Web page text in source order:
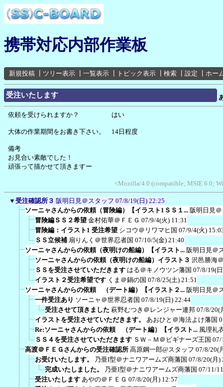
携帯対応内部作業板
新規投稿 ツリー表示 一覧表示 トピック表示 検索 設定 ホー
受注いたします
依頼を受けられますか？ はい
大体の作業期間をお書き下さい。 14日程度
備考
お見合い素敵でした！
頑張って描かせて頂きますー
<Mozilla/4.0 (compatible; MSIE 6.0;
▼ 受注確認所３ 阪明日見＠スタッフ 07/8/19(日) 22:25
ソーニャさんからの依頼（冒険編）【イラスト1ＳＳ１... 阪明日見
冒険編ＳＳ２希望 金村佑華＠ＦＥＧ 07/9/4(火) 11:31
冒険編：イラスト1 受注希望 シコウ＠リワマヒ国 07/9/4(火)
ＳＳ立候補 扇りんく＠世界忍者国 07/10/5(金) 21:40
ソーニャさんからの依頼（夜明けの船編）【イラスト... 阪明日見＠
ソーニャさんからの依頼（夜明けの船編）イラスト３ 沢邑勝海
ＳＳを受注させていただきます はる＠キノウツン藩国 07/8/19(
イラスト２受注希望です くま＠鍋の国 07/8/25(土) 21:51
ソーニャさんからの依頼 （デート編）【イラスト２... 阪明日見＠
一件受注あり ソーニャ＠世界忍者国 07/8/19(日) 22:44
受注させて頂きました 萩野むつき＠レンジャー連邦 07/8/20(
イラストを受注させていただきます。
あおひと＠海法よけ藩国
Re:ソーニャさんからの依頼 （デート編）【イラスト... 風理礼
ＳＳ４を受注させていただきます ＳＷ－Ｍ＠ビギナーズ王国 07/
高渡＠ＦＥＧさんからの受注確認所 高原鋼一郎@スタッフ 07/8/20(
お受けいたします。
乃亜I型＠ナニワアームズ商藩国 07/8/20(月)
完成いたしました。
乃亜I型＠ナニワアームズ商藩国 07/11/
受注いたします あやの＠ＦＥＧ 07/8/20(月) 12:57